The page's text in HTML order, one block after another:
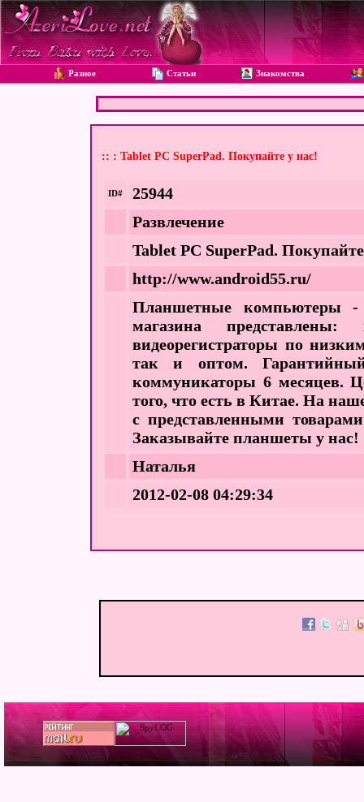
Разное Статьи Знакомства
:: : Tablet PC SuperPad. Покупайте у нас!
ID#
25944
Развлечение
Tablet PC SuperPad.
http://www.android55.ru/
Планшетные компьютеры -
магазина
видеорегистраторы по
так и оптом.
коммуникаторы 6 месяцев.
того, что есть в Китае. На
с представленными
Заказывайте планшеты у нас!
Наталья
2012-02-08 04:29:34